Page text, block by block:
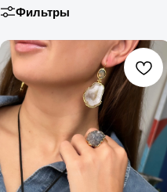
Фильтры